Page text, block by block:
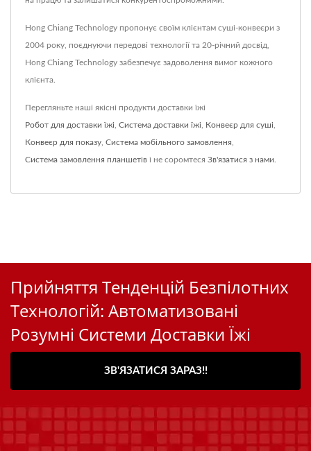
Hong Chiang Technology пропонує своїм клієнтам суші-конвеєри з
2004 року, поєднуючи передові технології та 20-річний досвід,
Hong Chiang Technology забезпечує задоволення вимог кожного
клієнта.
Перегляньте наші якісні продукти доставки їжі
Робот для доставки їжі Система доставки їжі Конвеєр для суші
Конвеєр для показу Система мобільного замовлення
Система замовлення планшетів і не соромтеся Зв'язатися з нами
Прийняття Тенденцій Безпілотних
Технологій: Автоматизовані
Розумні Системи Доставки Їжі
ЗВ'ЯЗАТИСЯ ЗАРАЗ!!